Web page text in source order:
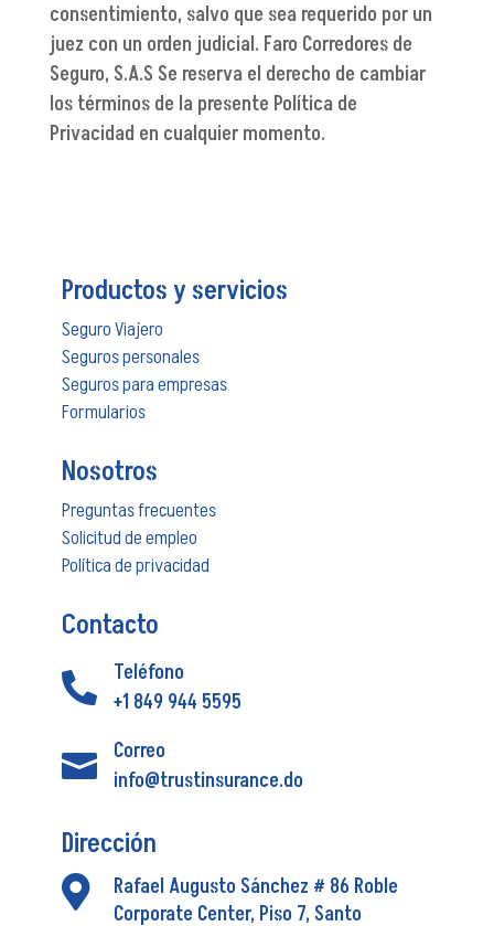
consentimiento, salvo que sea requerido por un
juez con un orden judicial. Faro Corredores de
Seguro, S.A.S Se reserva el derecho de cambiar
los términos de la presente Política de
Privacidad en cualquier momento.
Productos y servicios
Seguro Viajero
Seguros personales
Seguros para empresas
Formularios
Nosotros
Preguntas frecuentes
Solicitud de empleo
Política de privacidad
Contacto

Teléfono
+1 849 944 5595

Correo
info@trustinsurance.do
Dirección

Rafael Augusto Sánchez # 86 Roble
Corporate Center, Piso 7, Santo